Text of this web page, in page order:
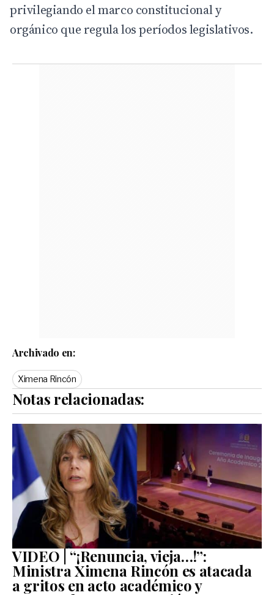
privilegiando el marco constitucional y
orgánico que regula los períodos legislativos.
Archivado en:
Ximena Rincón
Notas relacionadas:
VIDEO | “¡Renuncia, vieja…!”:
Ministra Ximena Rincón es atacada
a gritos en acto académico y